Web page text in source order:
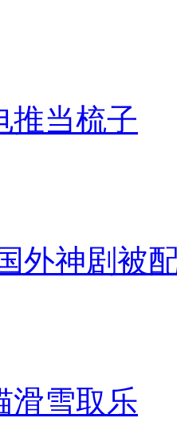
推当梳子
外神剧被
滑雪取乐